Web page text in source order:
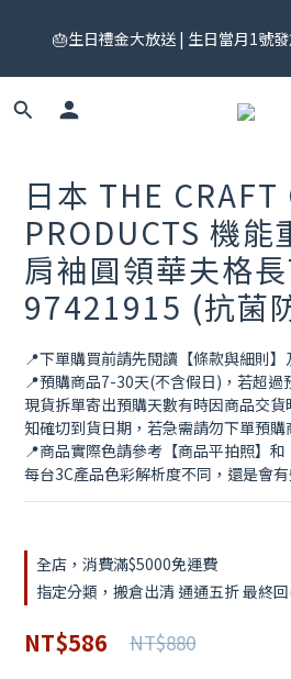
領券中心領，碼碼不
🎂生日禮金大放送 | 生日當月1號
🎟️ 免運券來了！每月 25 號準時開搶
日本 THE CRAFT
PRODUCTS 機能
肩袖圓領華夫格
97421915 (抗菌
📍下單購買前請先閱讀【條款與細則】
📍預購商品7-30天(不含假日)，若超過
現貨拆單寄出預購天數有時因商品交
知確切到貨日期，若急需請勿下單預購
📍商品實際色請參考【商品平拍照】
每台3C產品色彩解析度不同，還是會
全店，消費滿$5000免運費
指定分類，搬倉出清 通通五折 最終
NT$586 NT$880